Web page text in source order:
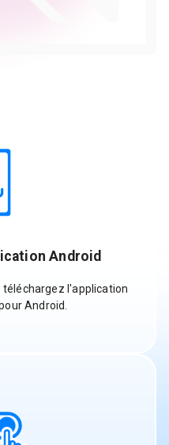
Android
téléchargez l'application
Android.